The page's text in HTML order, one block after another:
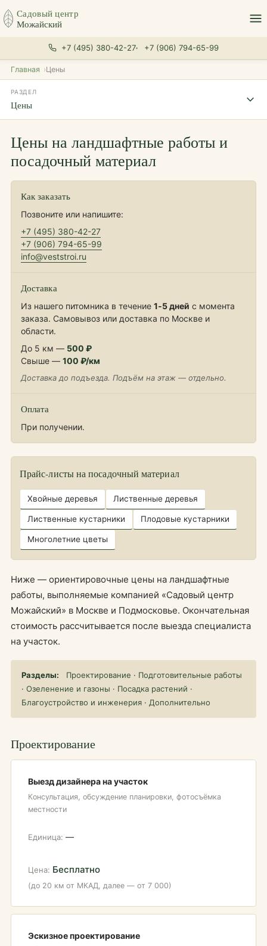
Садовый центр
Можайский
+7 (495) 380-42-27 +7 (906) 794-65-99
Главная Цены
РАЗДЕЛ
Цены
Цены на ландшафтные работы и
посадочный материал
Как заказать
Позвоните или напишите:
+7 (495) 380-42-27
+7 (906) 794-65-99
info@veststroi.ru
Доставка
Из нашего питомника в течение 1‑5 дней с момента
заказа. Самовывоз или доставка по Москве и
области.
До 5 км — 500 ₽
Свыше — 100 ₽/км
Доставка до подъезда. Подъём на этаж — отдельно.
Оплата
При получении.
Прайс-листы на посадочный материал
Хвойные деревья Лиственные деревья
Лиственные кустарники Плодовые кустарники
Многолетние цветы
Ниже — ориентировочные цены на ландшафтные
работы, выполняемые компанией «Садовый центр
Можайский» в Москве и Подмосковье. Окончательная
стоимость рассчитывается после выезда специалиста
на участок.
Разделы: Проектирование · Подготовительные работы
· Озеленение и газоны · Посадка растений ·
Благоустройство и инженерия · Дополнительно
Проектирование
Выезд дизайнера на участок
Консультация, обсуждение планировки, фотосъёмка
местности
—
Бесплатно
(до 20 км от МКАД, далее — от 7 000)
Эскизное проектирование